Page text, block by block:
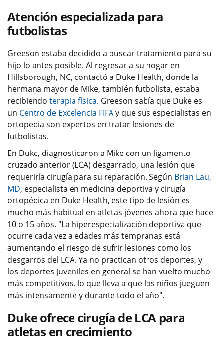
Atención especializada para
futbolistas
Greeson estaba decidido a buscar tratamiento para su
hijo lo antes posible. Al regresar a su hogar en
Hillsborough, NC, contactó a Duke Health, donde la
hermana mayor de Mike, también futbolista, estaba
recibiendo terapia física. Greeson sabía que Duke es
un Centro de Excelencia FIFAy que sus especialistas en
ortopedia son expertos en tratar lesiones de
futbolistas.
En Duke, diagnosticaron a Mike con un ligamento
cruzado anterior (LCA) desgarrado, una lesión que
requeriría cirugía para su reparación. Según Brian Lau,
MD, especialista en medicina deportiva y cirugía
ortopédica en Duke Health, este tipo de lesión es
mucho más habitual en atletas jóvenes ahora que hace
10 o 15 años. "La hiperespecialización deportiva que
ocurre cada vez a edades más tempranas está
aumentando el riesgo de sufrir lesiones como los
desgarros del LCA. Ya no practican otros deportes, y
los deportes juveniles en general se han vuelto mucho
más competitivos, lo que lleva a que los niños jueguen
más intensamente y durante todo el año".
Duke ofrece cirugía de LCA para
atletas en crecimiento